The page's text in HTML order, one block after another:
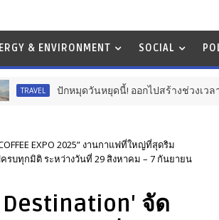
& ENVIRONMENT SOCIAL
ปักหมุดวันหยุดนี้! ออกไปสร้างช่วงเวลาพิเศษกั
EXPO 2025” งานกาแฟที่ใหญ่ที่สุดริม
บทุกมิติ ระหว่างวันที่ 29 สิงหาคม – 7 กันยายน
จัด